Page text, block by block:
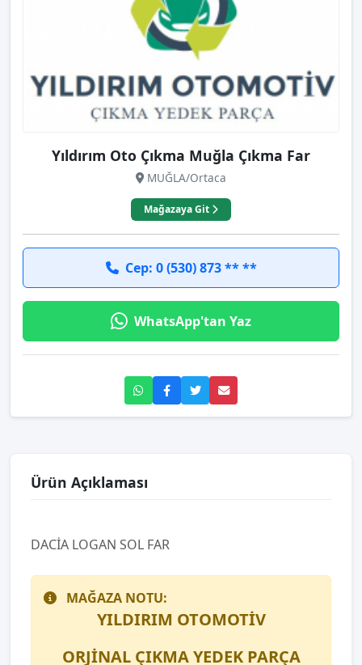
Yıldırım Oto Çıkma Muğla Çıkma Far
MUĞLA/Ortaca
Mağazaya Git
Cep: 0 (530) 873 ** **
WhatsApp'tan Yaz
Ürün Açıklaması
DACİA LOGAN SOL FAR
MAĞAZA NOTU:
YILDIRIM OTOMOTİV
ORJİNAL ÇIKMA YEDEK PARÇA